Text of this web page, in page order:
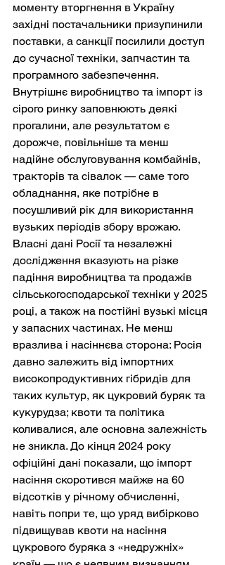
моменту вторгнення в Україну
західні постачальники призупинили
поставки, а санкції посилили доступ
до сучасної техніки, запчастин та
програмного забезпечення.
Внутрішнє виробництво та імпорт із
сірого ринку заповнюють деякі
прогалини, але результатом є
дорожче, повільніше та менш
надійне обслуговування комбайнів,
тракторів та сівалок — саме того
обладнання, яке потрібне в
посушливий рік для використання
вузьких періодів збору врожаю.
Власні дані Росії та незалежні
дослідження вказують на різке
падіння виробництва та продажів
сільськогосподарської техніки у 2025
році, а також на постійні вузькі місця
у запасних частинах. Не менш
вразлива і насіннєва сторона: Росія
давно залежить від імпортних
високопродуктивних гібридів для
таких культур, як цукровий буряк та
кукурудза; квоти та політика
коливалися, але основна залежність
не зникла. До кінця 2024 року
офіційні дані показали, що імпорт
насіння скоротився майже на 60
відсотків у річному обчисленні,
навіть попри те, що уряд вибірково
підвищував квоти на насіння
цукрового буряка з «недружніх»